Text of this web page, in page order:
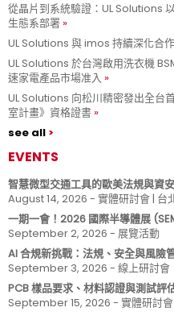
從晶片到系統驗證：UL Solutions
生態系部署
UL Solutions 與 imos 持續深化合
UL Solutions 於台灣啟用洗衣機
速家電產品市場准入
UL Solutions 向松川精密發出全台
室計畫》資格證書
see all
EVENTS
智慧微型交通工具的歐美法規與資
August 14, 2026 - 實體研討會 | 台
一期一會！2026 國際半導體展
September 2, 2026 - 展覽活動
AI 合規新挑戰：法規、安全與風險
September 3, 2026 - 線上研討會
PCB 樣品要求、材料認證與測試評
September 15, 2026 - 實體研討會